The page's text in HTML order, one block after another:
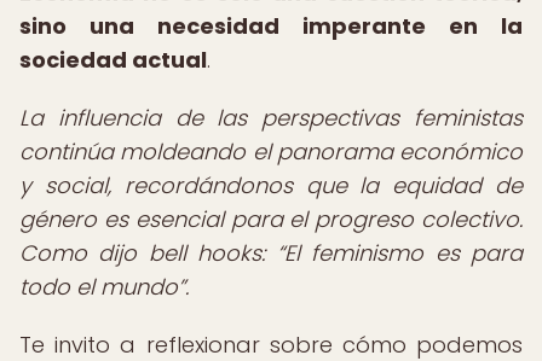
sino una necesidad imperante en la
sociedad actual.
La influencia de las perspectivas feministas
continúa moldeando el panorama económico
y social, recordándonos que la equidad de
género es esencial para el progreso colectivo.
Como dijo bell hooks: El feminismo es para
todo el mundo .
Te invito a reflexionar sobre cómo podemos